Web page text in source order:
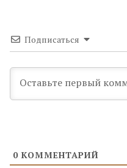
Подписаться
0 КОММЕНТАРИЙ